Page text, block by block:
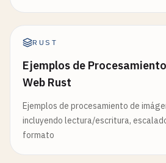
RUST
Ejemplos de
Web Rust
Ejemplos de procesamiento de
incluyendo lectura/escritura,
formato